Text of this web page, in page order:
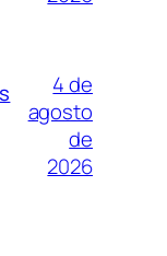
4 de
agosto
de
2026